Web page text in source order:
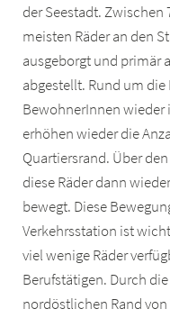
der Seestadt. Zwischen
meisten Räder an den
ausgeborgt und primär
abgestellt. Rund um
BewohnerInnen
erhöhen wieder die
Quartiersrand. Über
diese Räder dann
bewegt. Diese
Verkehrsstation ist
viel wenige Räder
Berufstätigen. Durch
nordöstlichen Rand